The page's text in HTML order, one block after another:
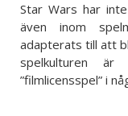
Star Wars har
även inom
adapterats till att
spelkulturen
”filmlicensspel” i